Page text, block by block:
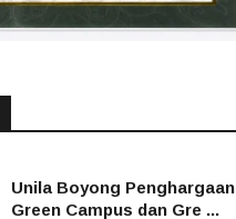
Unila Boyong Penghargaan
Green Campus dan Gre ...